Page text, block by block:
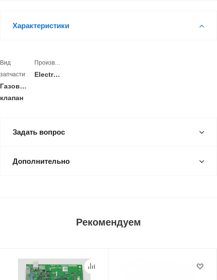
Характеристики
Вид
запчасти
Газовый
клапан
Производитель
Electrolux
Задать вопрос
Дополнительно
Рекомендуем